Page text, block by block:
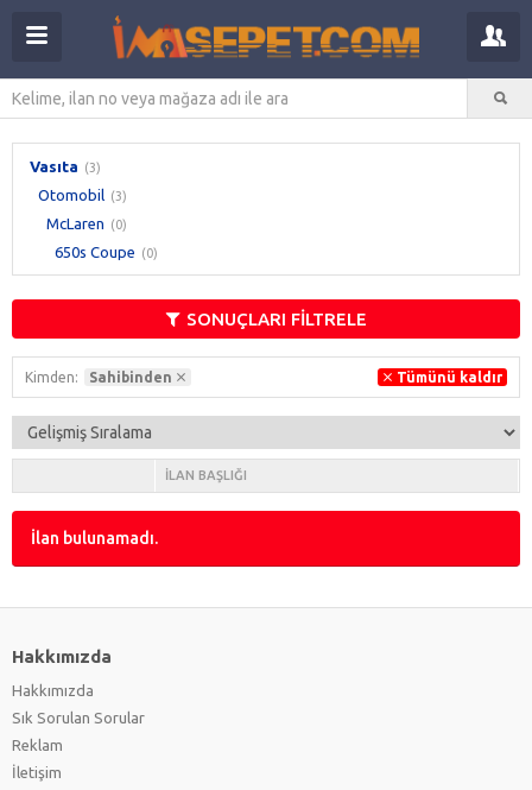
Vasıta (3)
Otomobil (3)
McLaren (0)
650s Coupe (0)
SONUÇLARI FİLTRELE
Kimden: Sahibinden Tümünü kaldır
İLAN BAŞLIĞI
İlan bulunamadı.
Hakkımızda
Hakkımızda
Sık Sorulan Sorular
Reklam
İletişim